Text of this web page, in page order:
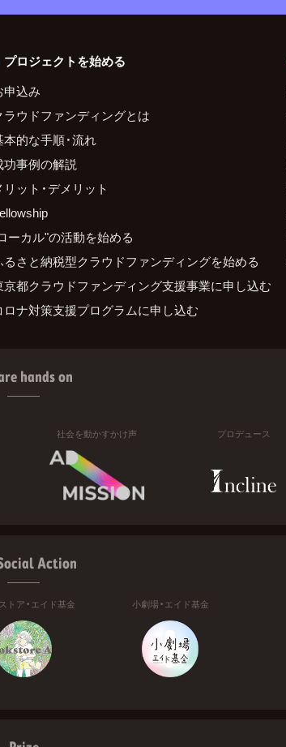
プロジェクトを始める
申込み
ラウドファンディングとは
本的な手順・流れ
功事例の解説
リット・デメリット
ーカル"の活動を始める
るさと納税型クラウドファンディングを始める
京都クラウドファンディング支援事業に申し込む
ロナ対策支援プログラムに申し込む
hands on
社会を動かすかけ声 プロデュース
Action
トア・エイド基金 小劇場・エイド基金